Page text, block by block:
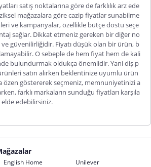
satış noktalarına göre de farklılık arz ede
mağazalara göre cazip fiyatlar sunabilme
ve kampanyalar, özellikle bütçe dostu seçe
sağlar. Dikkat etmeniz gereken bir diğer no
güvenilirliğidir. Fiyatı düşük olan bir ürün, b
O sebeple de hem fiyat hem de kali
bulundurmak oldukça önemlidir. Yani diş p
satın alırken beklentinize uyumlu ürün
özen göstererek seçmeniz, memnuniyetinizi a
farklı markaların sunduğu fiyatları karşıla
edebilirsiniz.
English Home
Unilever